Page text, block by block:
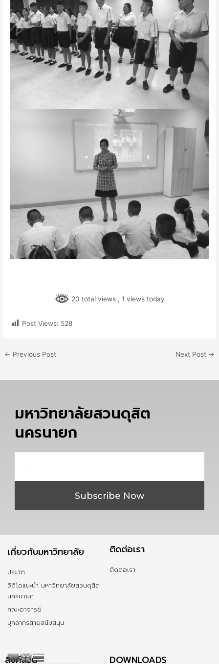
20 total views , 1 views today
Post Views: 528
← Previous Post Next Post →
มหาวิทยาลัยสวนดุสิต
นครนายก
Subscribe Now
เกี่ยวกับมหาวิทยาลัย
ประวัติ
วิดีโอแนะนำ มหาวิทยาลัยสวนดุสิต
นครนายก
คณะอาจารย์
บุคลากรสายสนับสนุน
ติดต่อเรา
ติดต่อเรา
ลิ้งค์ด่วน DOWNLOADS